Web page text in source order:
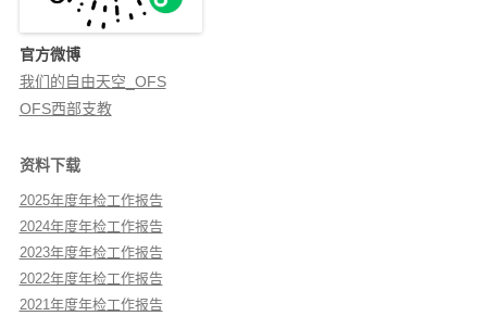
官方微博
我们的自由天空_OFS
OFS西部支教
资料下载
2025年度年检工作报告
2024年度年检工作报告
2023年度年检工作报告
2022年度年检工作报告
2021年度年检工作报告